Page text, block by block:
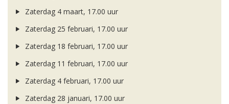
Zaterdag 4 maart, 17.00 uur
Zaterdag 25 februari, 17.00 uur
Zaterdag 18 februari, 17.00 uur
Zaterdag 11 februari, 17.00 uur
Zaterdag 4 februari, 17.00 uur
Zaterdag 28 januari, 17.00 uur